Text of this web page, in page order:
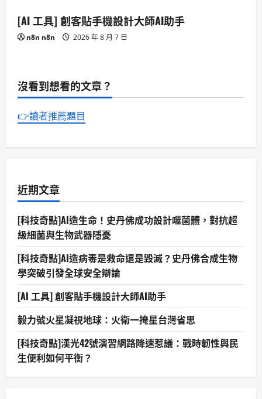
[AI 工具] 創客貼手機設計大師AI助手
n8n n8n 2026 年 8 月 7 日
沒看到想看的文章？
👉讀者推薦題目
近期文章
[科技奇點]AI造生命！史丹佛成功設計噬菌體，對抗超
級細菌與生物武器隱憂
[科技奇點]AI造病毒是救命還是毀滅？史丹佛合成生物
學突破引發全球安全辯論
[AI 工具] 創客貼手機設計大師AI助手
毅力號火星凝視地球：火衛一掩星台灣省思
[科技奇點]漢光42號演習網路降速惹議：戰時韌性與民
生便利如何平衡？